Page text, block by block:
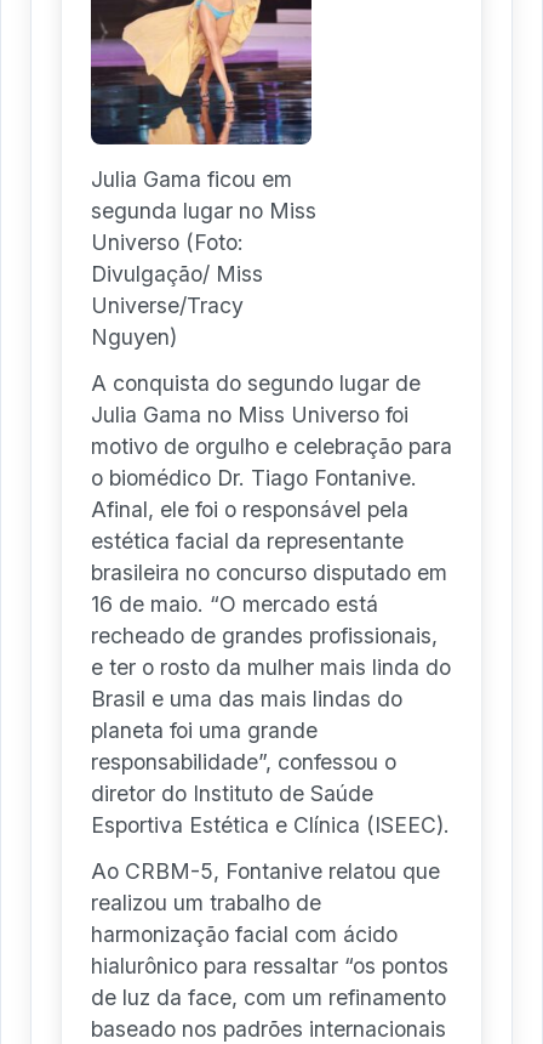
Julia Gama ficou em
segunda lugar no Miss
Universo (Foto:
Divulgação/ Miss
Universe/Tracy
Nguyen)
A conquista do segundo lugar de
Julia Gama no Miss Universo foi
motivo de orgulho e celebração para
o biomédico Dr. Tiago Fontanive.
Afinal, ele foi o responsável pela
estética facial da representante
brasileira no concurso disputado em
16 de maio. “O mercado está
recheado de grandes profissionais,
e ter o rosto da mulher mais linda do
Brasil e uma das mais lindas do
planeta foi uma grande
responsabilidade”, confessou o
diretor do Instituto de Saúde
Esportiva Estética e Clínica (ISEEC).
Ao CRBM-5, Fontanive relatou que
realizou um trabalho de
harmonização facial com ácido
hialurônico para ressaltar “os pontos
de luz da face, com um refinamento
baseado nos padrões internacionais